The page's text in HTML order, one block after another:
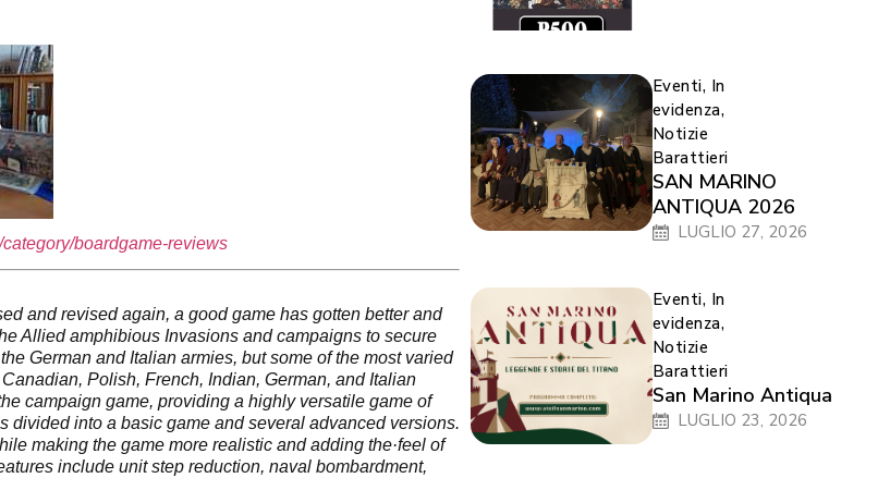
boardgame-reviews
and revised again, a good game has gotten better and
Allied amphibious Invasions and campaigns to secure
German and Italian armies, but some of the most varied
Polish, French, Indian, German, and Italian
campaign game, providing a highly versatile game of
divided into a basic game and several advanced versions.
making the game more realistic and adding the·feel of
include unit step reduction, naval bombardment,
Eventi, In
evidenza,
Notizie
Barattieri
SAN MARINO
ANTIQUA 2026
LUGLIO 27, 2026
Eventi, In
evidenza,
Notizie
Barattieri
San Marino Antiqua
LUGLIO 23, 2026